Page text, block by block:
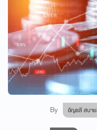
By อัญชลี สบา